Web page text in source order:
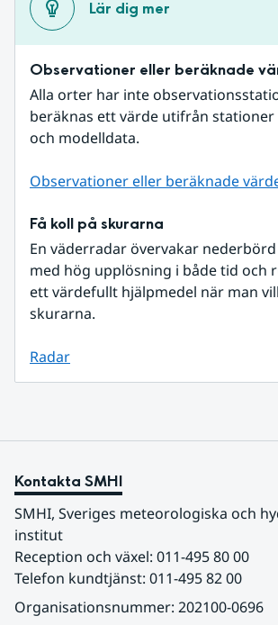
Lär dig mer
Observationer eller beräknade
Alla orter har inte
beräknas ett värde utifrån
och modelldata.
Observationer eller beräknade
Få koll på skurarna
En väderradar övervakar
med hög upplösning i både tid och
ett värdefullt hjälpmedel när man
skurarna.
Radar
Kontakta SMHI
SMHI, Sveriges meteorologiska och
institut
Reception och växel: 011-495 80 00
Telefon kundtjänst: 011-495 82 00
Organisationsnummer: 202100-0696